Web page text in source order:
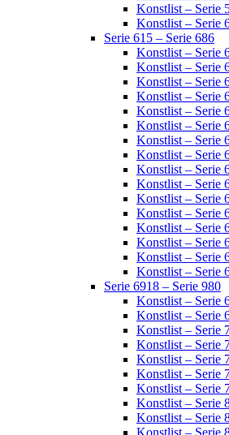
Konstlist – Serie
Konstlist – Serie
Serie 615 – Serie 686
Konstlist – Serie
Konstlist – Serie
Konstlist – Serie
Konstlist – Serie
Konstlist – Serie
Konstlist – Serie
Konstlist – Serie
Konstlist – Serie
Konstlist – Serie
Konstlist – Serie
Konstlist – Serie
Konstlist – Serie
Konstlist – Serie
Konstlist – Serie
Konstlist – Serie
Konstlist – Serie
Serie 6918 – Serie 980
Konstlist – Serie
Konstlist – Serie
Konstlist – Serie
Konstlist – Serie
Konstlist – Serie
Konstlist – Serie
Konstlist – Serie
Konstlist – Serie
Konstlist – Serie
Konstlist – Serie